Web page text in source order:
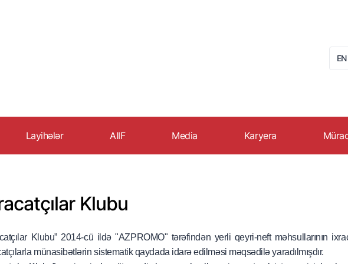
EN
Layihələr
Export.az
Tərəfdaşlarımız
AIIF Media
Video qalereya
Karyera
Klubu
Klubu” 2014-cü ildə "AZPROMO" tərəfindən yerli qeyri-neft məhsullarının
münasibətlərin sistematik qaydada idarə edilməsi məqsədilə yaradılmışdır.